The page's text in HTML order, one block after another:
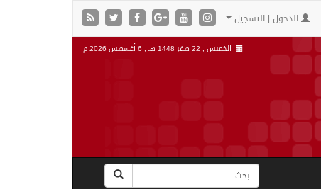
الدخول | التسجيل
الخميس , 22 صفر 1448 هـ , 6 أغسطس 2026 م